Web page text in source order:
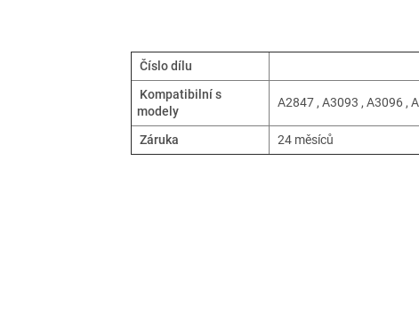
Číslo dílu
Kompatibilní s
modely
A2847 , A3093 , A3096 ,
Záruka 24 měsíců